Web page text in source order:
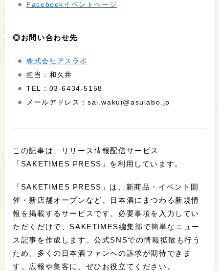
Facebookイベントページ
◎お問い合わせ先
株式会社アスラボ
担当：和久井
TEL：03-6434-5158
メールアドレス：sai.wakui@asulabo.jp
この記事は、リリース情報配信サービス
「SAKETIMES PRESS」を利用しています。
「SAKETIMES PRESS」は、新商品・イベント開
催・新店舗オープンなど、日本酒にまつわる新規情
報を掲載するサービスです。必要事項を入力してい
ただくだけで、SAKETIMES編集部で簡単なニュー
ス記事を作成します。公式SNSでの情報拡散も行う
ため、多くの日本酒ファンへの訴求が期待できま
す。広報や集客に、ぜひお役立てください。